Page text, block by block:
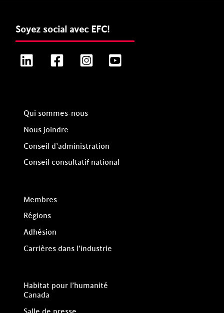
Soyez social avec EFC!
LinkedIn FacebookInstagram
Qui sommes-nous
Nous joindre
Conseil d’administration
Conseil consultatif national
Membres
Régions
Adhésion
Carrières dans l’industrie
Habitat pour l’humanité
Canada